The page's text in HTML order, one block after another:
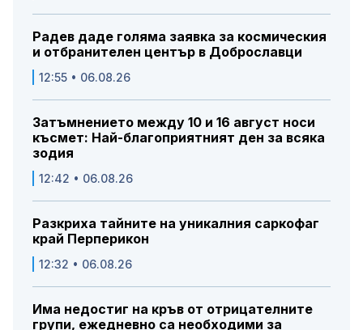
Радев даде голяма заявка за космическия
и отбранителен център в Доброславци
12:55 • 06.08.26
Затъмнението между 10 и 16 август носи
късмет: Най-благоприятният ден за всяка
зодия
12:42 • 06.08.26
Разкриха тайните на уникалния саркофаг
край Перперикон
12:32 • 06.08.26
Има недостиг на кръв от отрицателните
групи, ежедневно са необходими за